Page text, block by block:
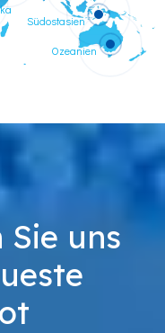
Südostasien
Ozeanien
uns